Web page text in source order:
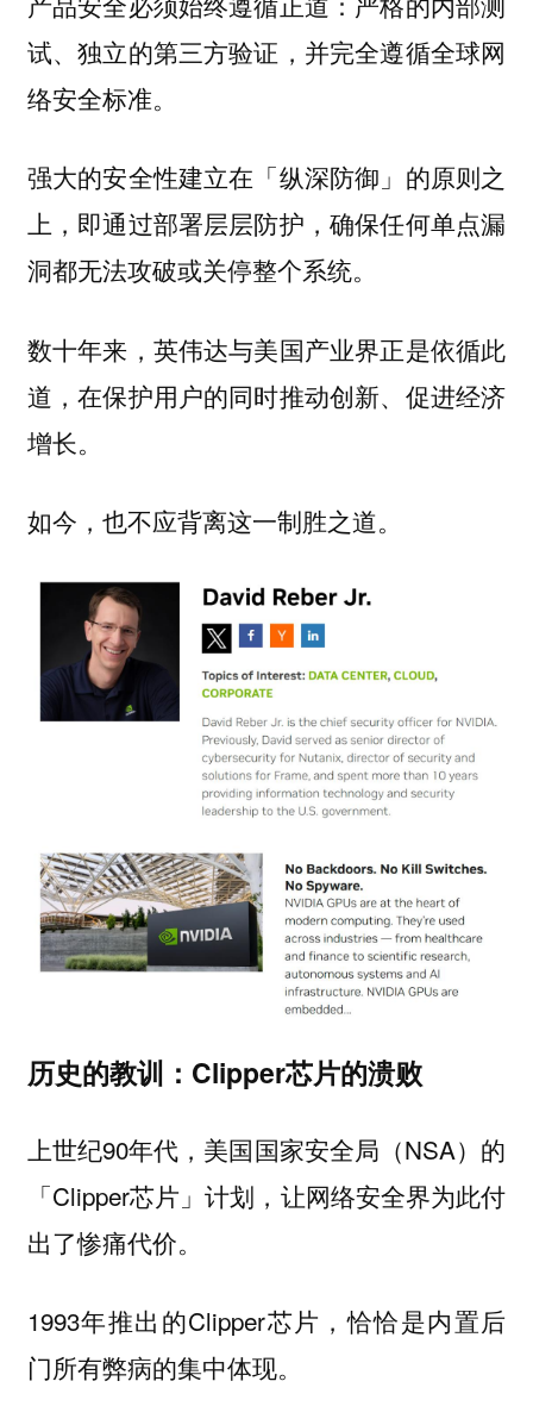
试、独立的第三方验证，并完全遵循全球网
络安全标准。
强大的安全性建立在「纵深防御」的原则之
上，即通过部署层层防护，确保任何单点漏
洞都无法攻破或关停整个系统。
数十年来，英伟达与美国产业界正是依循此
道，在保护用户的同时推动创新、促进经济
增长。
如今，也不应背离这一制胜之道。
历史的教训：Clipper芯片的溃败
上世纪90年代，美国国家安全局（NSA）的
「Clipper芯片」计划，让网络安全界为此付
出了惨痛代价。
1993年推出的Clipper芯片，恰恰是内置后
门所有弊病的集中体现。